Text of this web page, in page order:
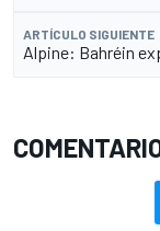
ARTÍCULO SIGUIENTE
Alpine: Bahréin